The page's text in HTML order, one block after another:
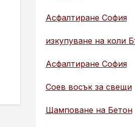
Асфалтиране София
изкупуване на коли
Асфалтиране София
Соев восък за свещи
Щамповане на Бетон